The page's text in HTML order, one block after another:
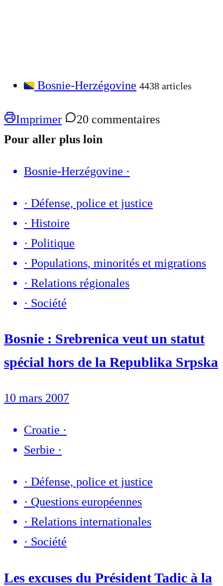
Bosnie-Herzégovine 4438 articles
Imprimer
20 commentaires
Pour aller plus loin
Bosnie-Herzégovine ·
· Défense, police et justice
· Histoire
· Politique
· Populations, minorités et migrations
· Relations régionales
· Société
Bosnie : Srebrenica veut un statut
spécial hors de la Republika Srpska
10 mars 2007
Croatie ·
Serbie ·
· Défense, police et justice
· Questions européennes
· Relations internationales
· Société
Les excuses du Président Tadic à la